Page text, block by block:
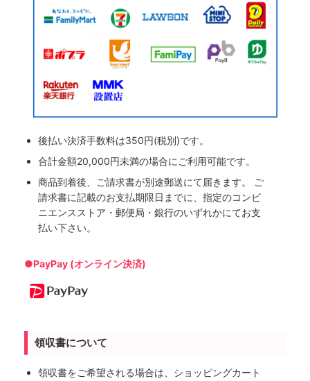
後払い決済手数料は350円(税別)です。
合計金額20,000円未満の場合にご利用可能です。
商品到着後、ご請求書が別途郵送にて届きます。 ご
請求書に記載のお支払期限日までに、指定のコンビ
ニエンスストア・郵便局・銀行のいずれかにてお支
払い下さい。
●PayPay (オンライン決済)
領収書について
領収書をご希望される場合は、ショッピングカート